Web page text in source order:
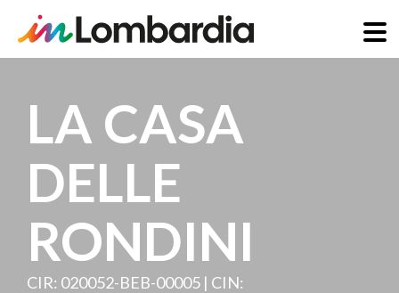
contenuto
principale
LA CASA
DELLE
RONDINI
CIR: 020052-BEB-00005 | CIN: